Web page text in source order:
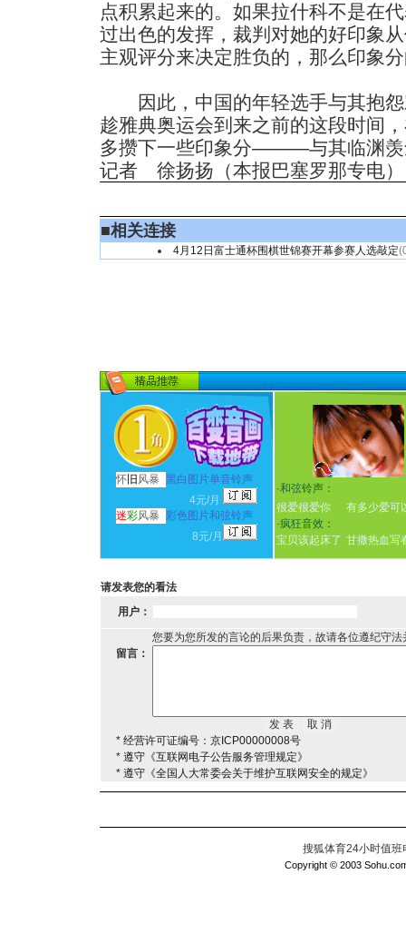
点积累起来的。如果拉什科不是在
过出色的发挥，裁判对她的好印象
主观评分来决定胜负的，那么印象
因此，中国的年轻选手与其抱怨
趁雅典奥运会到来之前的这段时间
多攒下一些印象分———与其临渊
记者 徐扬扬（本报巴塞罗那专电）
■相关连接
4月12日富士通杯围棋世锦赛开幕参赛人选敲定
怀 旧 风暴
黑白图片单音铃声
4元/月
迷彩风暴 彩色图片和弦铃声
8元/月
·和弦铃声：
很爱很爱你
有多少爱可
·疯狂音效：
宝贝该起床了 甘撒热血写
请发表您的看法
用户：
您要为您所发的言论的后果负责，故请各位遵纪守
留言：
* 经营许可证编号：京ICP00000008号
* 遵守《互联网电子公告服务管理规定》
* 遵守《全国人大常委会关于维护互联网安全的规定》
搜狐体育24小时值
Copyright © 2003